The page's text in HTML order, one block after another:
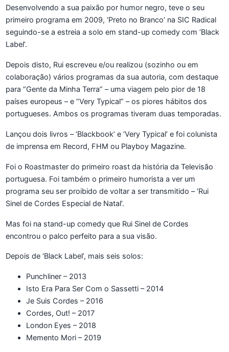
Desenvolvendo a sua paixão por humor negro, teve o seu
primeiro programa em 2009, ‘Preto no Branco’ na SIC Radical
seguindo-se a estreia a solo em stand-up comedy com ‘Black
Label’.
Depois disto, Rui escreveu e/ou realizou (sozinho ou em
colaboração) vários programas da sua autoria, com destaque
para “Gente da Minha Terra” – uma viagem pelo pior de 18
países europeus – e “Very Typical” – os piores hábitos dos
portugueses. Ambos os programas tiveram duas temporadas.
Lançou dois livros – ‘Blackbook’ e ‘Very Typical’ e foi colunista
de imprensa em Record, FHM ou Playboy Magazine.
Foi o Roastmaster do primeiro roast da história da Televisão
portuguesa. Foi também o primeiro humorista a ver um
programa seu ser proibido de voltar a ser transmitido – ‘Rui
Sinel de Cordes Especial de Natal’.
Mas foi na stand-up comedy que Rui Sinel de Cordes
encontrou o palco perfeito para a sua visão.
Depois de ‘Black Label’, mais seis solos:
Punchliner – 2013
Isto Era Para Ser Com o Sassetti – 2014
Je Suis Cordes – 2016
Cordes, Out! – 2017
London Eyes – 2018
Memento Mori – 2019